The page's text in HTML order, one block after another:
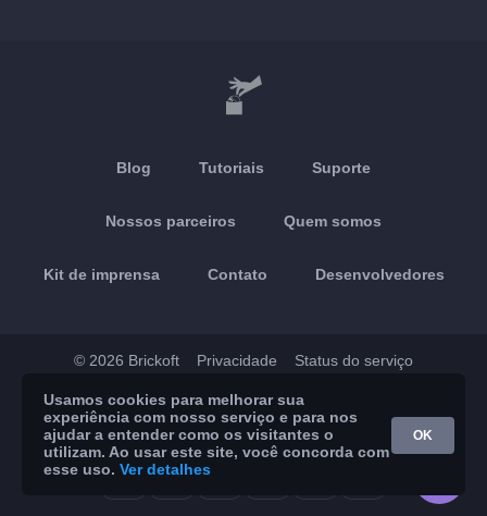
Blog Tutoriais Suporte
Nossos parceiros Quem somos
Kit de imprensa Contato Desenvolvedores
© 2026 Brickoft Privacidade Status do serviço
App Store Google Play
Usamos cookies para melhorar sua
experiência com nosso serviço e para nos
ajudar a entender como os visitantes o
utilizam. Ao usar este site, você concorda com
esse uso. Ver detalhes
OK